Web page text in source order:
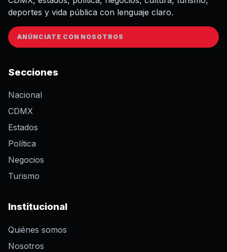
deportes y vida pública con lenguaje claro.
ANÚNCIATE CON NOSOTROS
Secciones
Nacional
CDMX
Estados
Política
Negocios
Turismo
Institucional
Quiénes somos
Nosotros